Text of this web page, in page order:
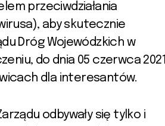
przeciwdziałania
aby skutecznie
Dróg Wojewódzkich w
do dnia 05 czerwca 2021
dla interesantów.
odbywały się tylko i